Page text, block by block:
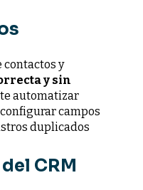
contactos y
y sin
automatizar
campos
duplicados
CRM